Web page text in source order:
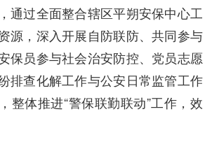
通过全面整合辖区平朔安保中心工
源，深入开展自防联防、共同参与
保员参与社会治安防控、党员志愿
排查化解工作与公安日常监管工作
整体推进“警保联勤联动”工作，效